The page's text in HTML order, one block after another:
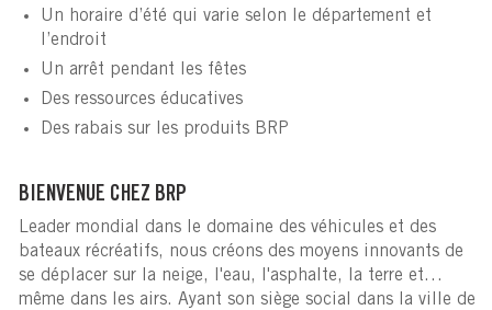
Un horaire d’été qui varie selon le département et
l’endroit
Un arrêt pendant les fêtes
Des ressources éducatives
Des rabais sur les produits BRP
BIENVENUE CHEZ BRP
Leader mondial dans le domaine des véhicules et des
bateaux récréatifs, nous créons des moyens innovants de
se déplacer sur la neige, l'eau, l'asphalte, la terre et…
même dans les airs. Ayant son siège social dans la ville de